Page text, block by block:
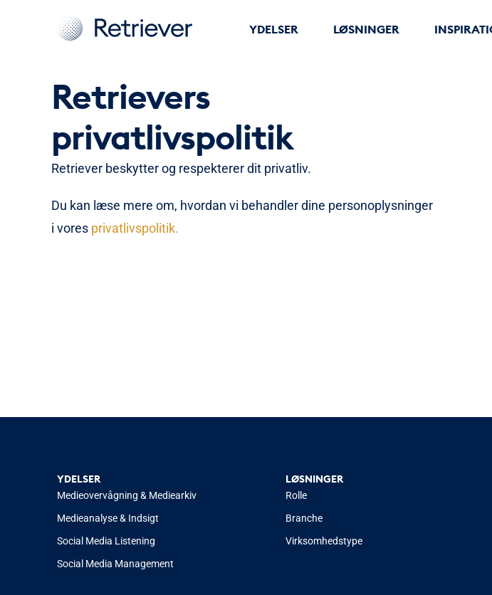
YDELSER LØSNINGER
Retrievers
privatlivspolitik
Retriever beskytter og respekterer dit privatliv.
Du kan læse mere om, hvordan vi behandler dine personoplysninger
i vores privatlivspolitik.
YDELSER
Medieovervågning & Mediearkiv
Medieanalyse & Indsigt
Social Media Listening
Social Media Management
LØSNINGER
Rolle
Branche
Virksomhedstype